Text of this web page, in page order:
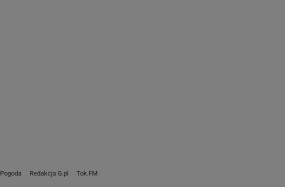
Pogoda Redakcja G.pl
Tok.FM